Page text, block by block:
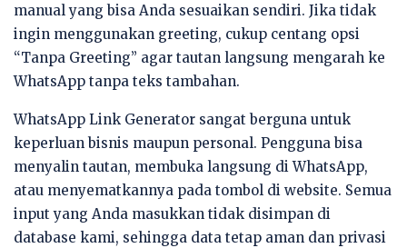
manual yang bisa Anda sesuaikan sendiri. Jika tidak
ingin menggunakan greeting, cukup centang opsi
“Tanpa Greeting” agar tautan langsung mengarah ke
WhatsApp tanpa teks tambahan.
WhatsApp Link Generator sangat berguna untuk
keperluan bisnis maupun personal. Pengguna bisa
menyalin tautan, membuka langsung di WhatsApp,
atau menyematkannya pada tombol di website. Semua
input yang Anda masukkan tidak disimpan di
database kami, sehingga data tetap aman dan privasi